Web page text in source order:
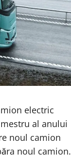
electric
al anului
noul camion
noul camion.